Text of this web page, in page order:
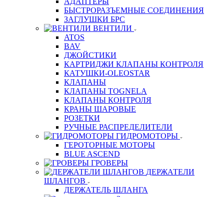
БЫСТРОРАЗЪЕМНЫЕ СОЕДИНЕНИЯ
ЗАГЛУШКИ БРС
ВЕНТИЛИ
ATOS
BAV
ДЖОЙСТИКИ
КАРТРИДЖИ КЛАПАНЫ КОНТРОЛЯ
КАТУШКИ-OLEOSTAR
КЛАПАНЫ
КЛАПАНЫ TOGNELA
КЛАПАНЫ КОНТРОЛЯ
КРАНЫ ШАРОВЫЕ
РОЗЕТКИ
РУЧНЫЕ РАСПРЕДЕЛИТЕЛИ
ГИДРОМОТОРЫ
ГЕРОТОРНЫЕ МОТОРЫ
BLUE ASCEND
ГРОВЕРЫ
ДЕРЖАТЕЛИ
ШЛАНГОВ
ДЕРЖАТЕЛЬ ШЛАНГА